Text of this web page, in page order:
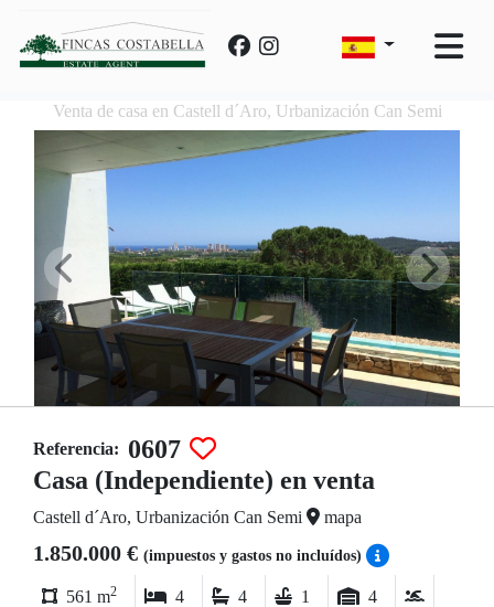
Venta de casa en Castell d´Aro, Urbanización Can Semi
Referencia: 0607
Casa (Independiente) en venta
Castell d´Aro, Urbanización Can Semi mapa
1.850.000 € (impuestos y gastos no incluídos)
561 m2 4 4 1 4